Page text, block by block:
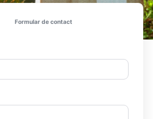
Formular de contact